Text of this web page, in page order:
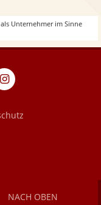
als Unternehmer im Sinne
eventpeppers
NACH OBEN